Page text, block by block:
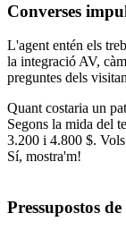
Converses
L'agent entén els
la integració AV,
preguntes dels
Quant costaria un
Segons la mida del
3.200 i 4.800 $.
Sí, mostra'm!
Pressupostos